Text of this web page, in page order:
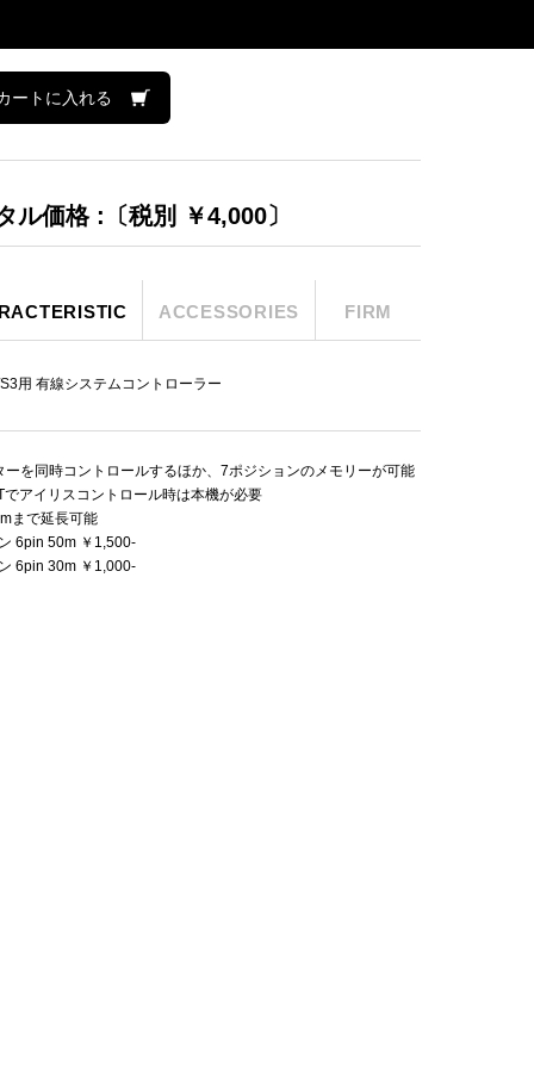
ートに入れる
ル価格 :〔税別 ￥4,000〕
ACCESSORIES FIRM
用 有線システムコントローラー
ーを同時コントロールするほか、7ポジションのメモリーが可能
でアイリスコントロール時は本機が必要
まで延長可能
6pin 50m ￥1,500-
6pin 30m ￥1,000-